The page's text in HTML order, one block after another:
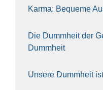
Kar­ma: Beque­me
Die Dumm­heit der
Dumm­heit
Unse­re Dumm­heit